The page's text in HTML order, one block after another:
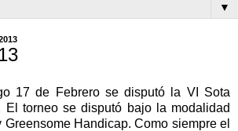
▼
17 de Febrero se disputó la VI Sota
El torneo se disputó bajo la modalidad
Greensome Handicap. Como siempre el